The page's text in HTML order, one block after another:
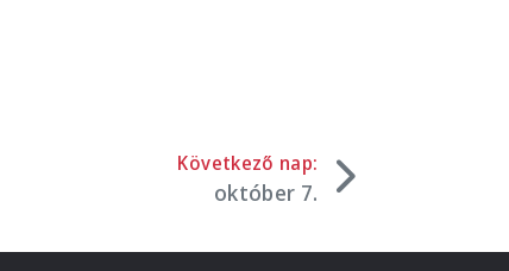
Következő nap:
október 7.